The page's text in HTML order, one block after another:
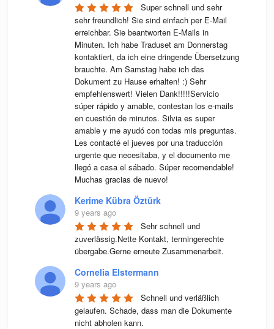
Super schnell und sehr
sehr freundlich! Sie sind einfach per E-Mail
erreichbar. Sie beantworten E-Mails in
Minuten. Ich habe Traduset am Donnerstag
kontaktiert, da ich eine dringende Übersetzung
brauchte. Am Samstag habe ich das
Dokument zu Hause erhalten! :) Sehr
empfehlenswert! Vielen Dank!!!!!Servicio
súper rápido y amable, contestan los e-mails
en cuestión de minutos. Silvia es super
amable y me ayudó con todas mis preguntas.
Les contacté el jueves por una traducción
urgente que necesitaba, y el documento me
llegó a casa el sábado. Súper recomendable!
Muchas gracias de nuevo!
Kerime Kübra Öztürk
9 years ago
Sehr schnell und
zuverlässig.Nette Kontakt, termingerechte
übergabe.Gerne erneute Zusammenarbeit.
Cornelia Elstermann
9 years ago
Schnell und verläßlich
gelaufen. Schade, dass man die Dokumente
nicht abholen kann.